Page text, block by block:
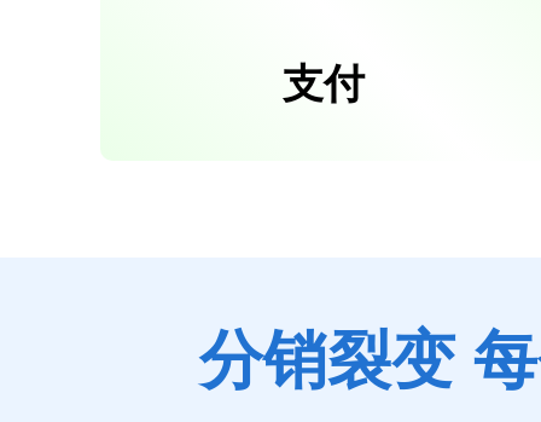
支付
分销裂变